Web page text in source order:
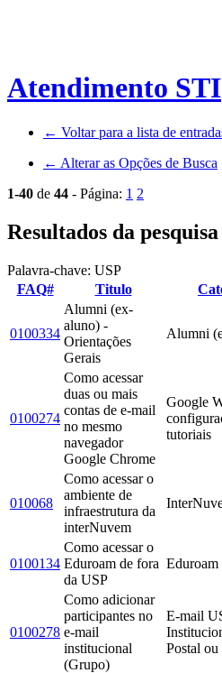
Atendimento STI
← Voltar para a lista de
← Alterar as Opções de Busca
1-40 de 44 - Página: 1 2
Resultados da
Palavra-chave: USP
FAQ#
Titulo
0100334
Alumni (ex-
aluno) -
Orientações
Gerais
Alumni
0100274
Como acessar
duas ou mais
contas de e-mail
no mesmo
navegador
Google Chrome
Google
tutoriais
010068
Como acessar o
ambiente de
infraestrutura da
interNuvem
0100134
Como acessar o
Eduroam de fora
da USP
Eduroam
0100278
Como adicionar
participantes no
e-mail
institucional
(Grupo)
E-mail
Postal